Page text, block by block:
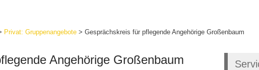
Privat: Gruppenangebote > Gesprächskreis für pflegende Angehörige Großenbaum
Angehörige Großenbaum